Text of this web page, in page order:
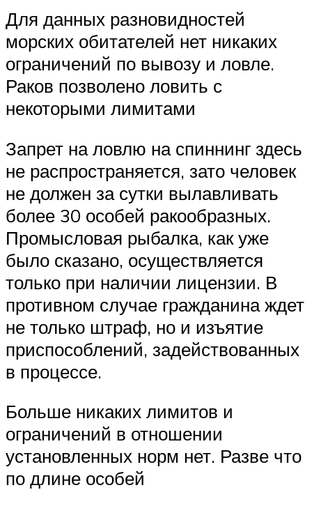
Для данных разновидностей
морских обитателей нет никаких
ограничений по вывозу и ловле.
Раков позволено ловить с
некоторыми лимитами
Запрет на ловлю на спиннинг здесь
не распространяется, зато человек
не должен за сутки вылавливать
более 30 особей ракообразных.
Промысловая рыбалка, как уже
было сказано, осуществляется
только при наличии лицензии. В
противном случае гражданина ждет
не только штраф, но и изъятие
приспособлений, задействованных
в процессе.
Больше никаких лимитов и
ограничений в отношении
установленных норм нет. Разве что
по длине особей